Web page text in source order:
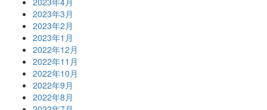
2023年3月
2023年2月
2023年1月
2022年12月
2022年11月
2022年10月
2022年9月
2022年8月